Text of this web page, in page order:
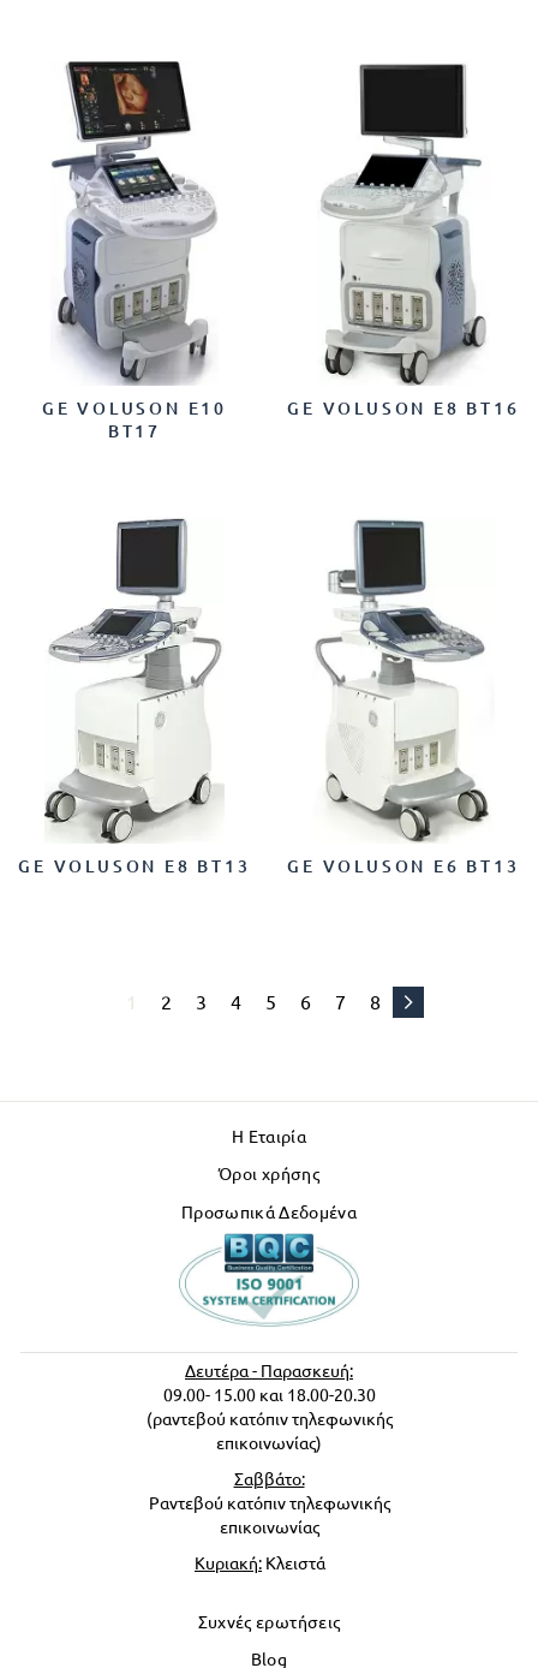
GE VOLUSON E10
BT17
GE VOLUSON E8 BT16
GE VOLUSON E8 BT13 GE VOLUSON E6 BT13
1 2 3 4 5 6 7 8
Η Εταιρία
Όροι χρήσης
Προσωπικά Δεδομένα
Δευτέρα - Παρασκευή:
09.00- 15.00 και 18.00-20.30
(ραντεβού κατόπιν τηλεφωνικής
επικοινωνίας)
Σαββάτο:
Ραντεβού κατόπιν τηλεφωνικής
επικοινωνίας
Κυριακή: Κλειστά
Συχνές ερωτήσεις
Blog